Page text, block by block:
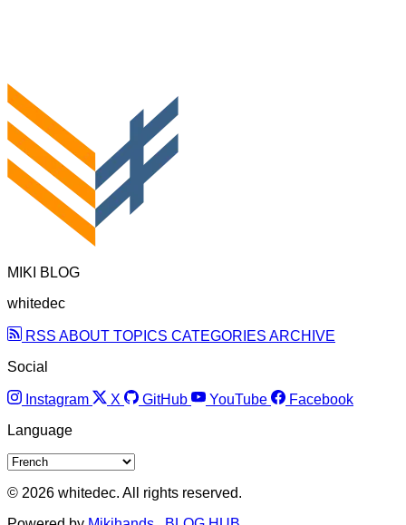
MIKI BLOG
whitedec
RSS ABOUT TOPICS CATEGORIES ARCHIVE
Social
Instagram X GitHub YouTube
Facebook
Language
© 2026 whitedec. All rights reserved.